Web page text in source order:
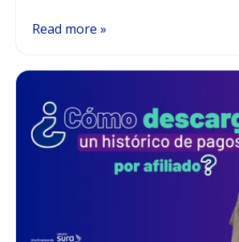
Read more »